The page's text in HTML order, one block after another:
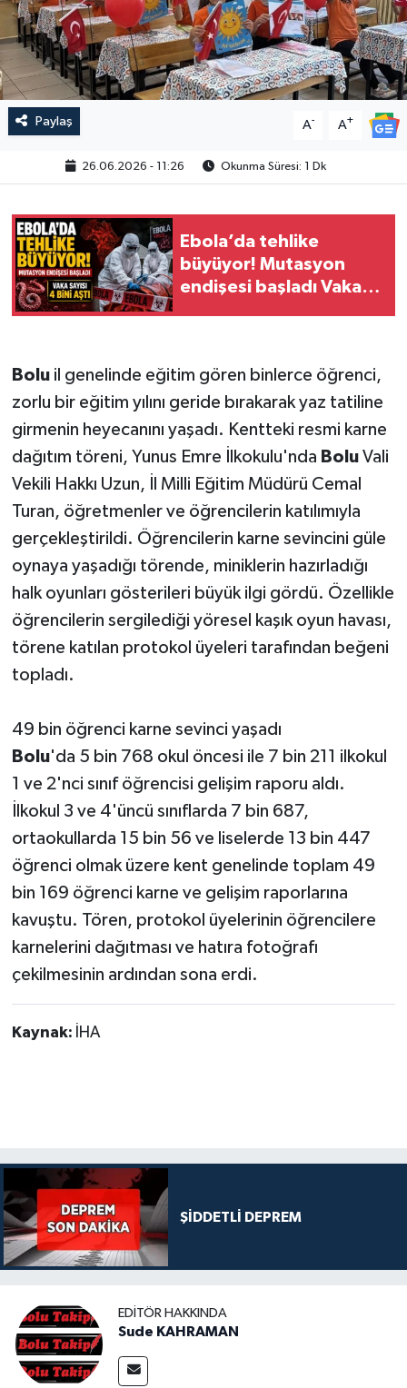
Paylaş A- A+
26.06.2026 - 11:26 Okunma Süresi: 1 Dk
Ebola’da tehlike
büyüyor! Mutasyon
endişesi başladı Vaka
Boluil genelinde eğitim gören binlerce öğrenci,
zorlu bir eğitim yılını geride bırakarak yaz tatiline
girmenin heyecanını yaşadı. Kentteki resmi karne
dağıtım töreni, Yunus Emre İlkokulu'nda BoluVali
Vekili Hakkı Uzun, İl Milli Eğitim Müdürü Cemal
Turan, öğretmenler ve öğrencilerin katılımıyla
gerçekleştirildi. Öğrencilerin karne sevincini güle
oynaya yaşadığı törende, miniklerin hazırladığı
halk oyunları gösterileri büyük ilgi gördü. Özellikle
öğrencilerin sergilediği yöresel kaşık oyun havası,
törene katılan protokol üyeleri tarafından beğeni
topladı.
49 bin öğrenci karne sevinci yaşadı
Bolu'da 5 bin 768 okul öncesi ile 7 bin 211 ilkokul
1 ve 2'nci sınıf öğrencisi gelişim raporu aldı.
İlkokul 3 ve 4'üncü sınıflarda 7 bin 687,
ortaokullarda 15 bin 56 ve liselerde 13 bin 447
öğrenci olmak üzere kent genelinde toplam 49
bin 169 öğrenci karne ve gelişim raporlarına
kavuştu. Tören, protokol üyelerinin öğrencilere
karnelerini dağıtması ve hatıra fotoğrafı
çekilmesinin ardından sona erdi.
Kaynak: İHA
ŞİDDETLİ DEPREM
EDITÖR HAKKINDA
Sude KAHRAMAN